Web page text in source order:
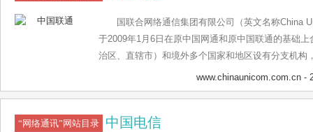
发，致力于为家庭端、企业端、政府端客户提供“资
现从基础设施（IaaS）、平台（PaaS），到软件（
务。 大数据中心 鹏博士在北京、上海、广州、深圳
式部署了T3+或T4等级高标准数据中心机房，运营
运营机柜数约3万个，客户涉及金融、保险、互联网
运维、后台技术支持团队，提供全生命周期的服务与
国联合网络通信集团有限公司（英文名称China
于2009年1月6日在原中国网通和原中国联通的基础
治区、直辖市）和境外多个国家和地区设有分支机构
上海三地同时上市的电信运营企业，连续多年入选“
营GSM、WCDMA和FDD-LTE制式移动网络业务，
通信信息业务相关的系统集成业务等。2009年1月6
www.chinaunicom.com.cn -
“网络通讯”网站目录 中国电信